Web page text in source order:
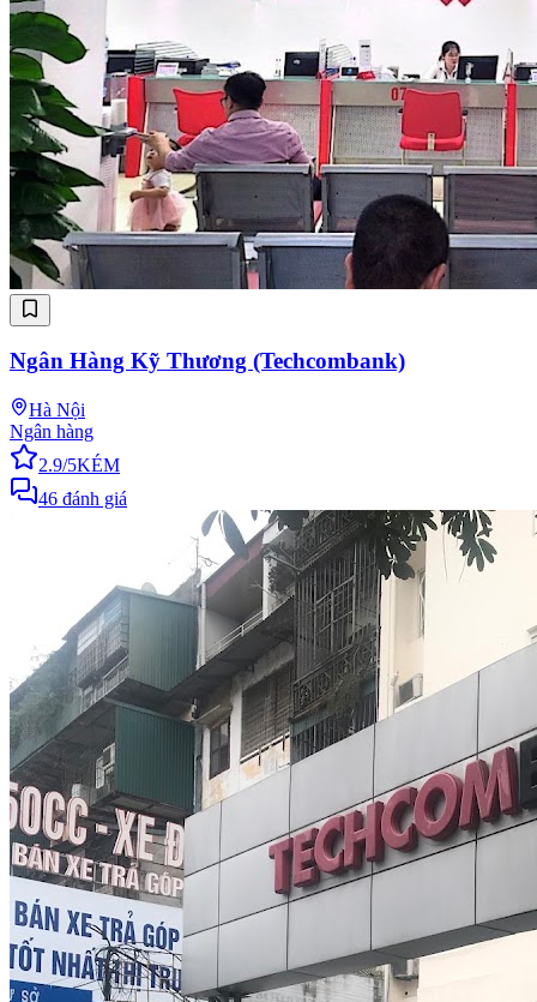
Ngân Hàng Kỹ Thương (Techcombank)
Hà Nội
Ngân hàng
2.9/5KÉM
46 đánh giá